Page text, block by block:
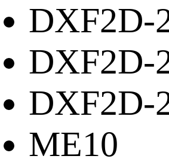
DXF2D-
DXF2D-
DXF2D-
ME10